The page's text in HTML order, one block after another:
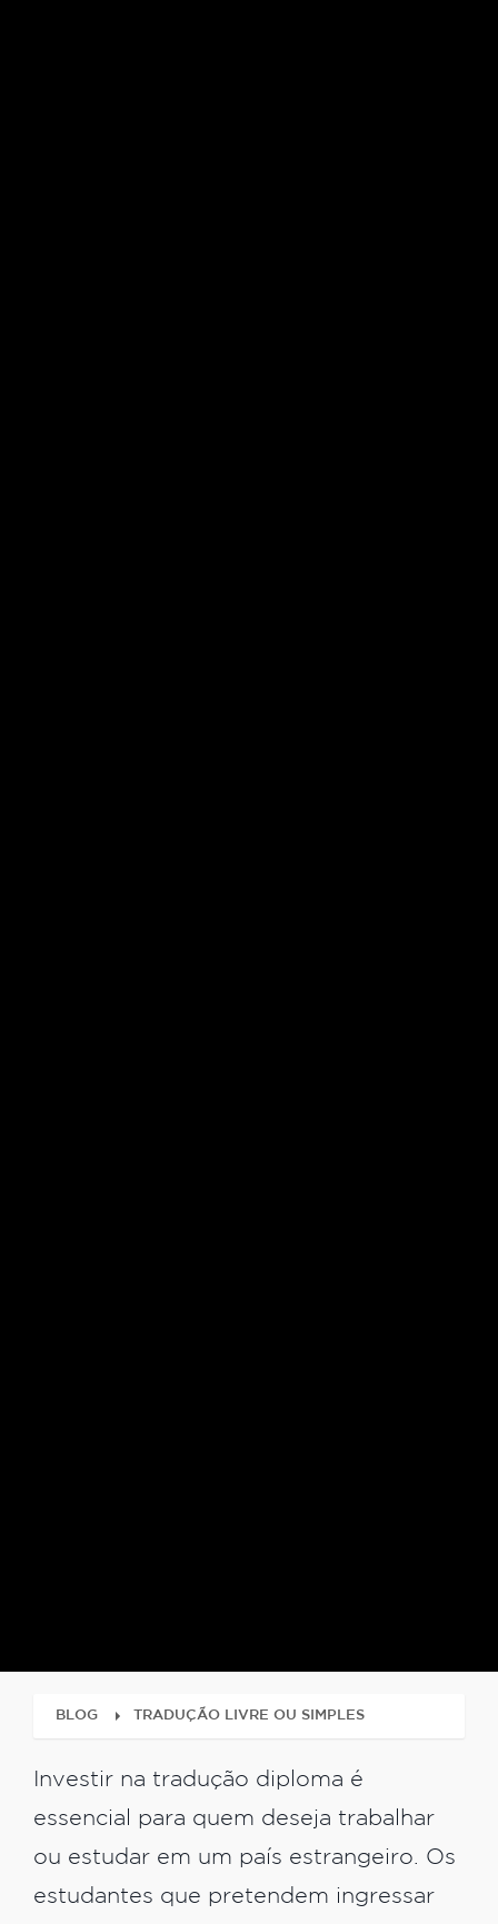
BLOG TRADUÇÃO LIVRE OU SIMPLES
Investir na tradução diploma é
essencial para quem deseja trabalhar
ou estudar em um país estrangeiro. Os
estudantes que pretendem ingressar